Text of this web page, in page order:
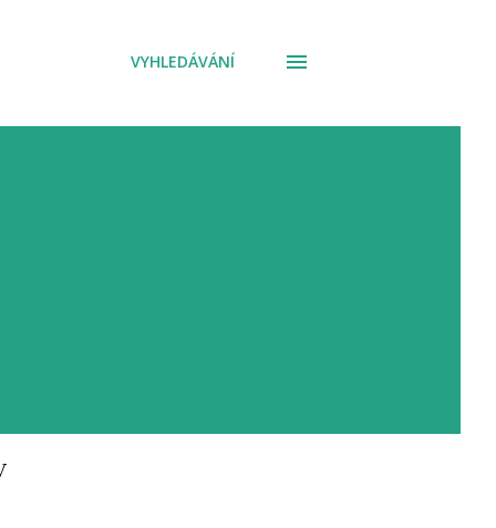
VYHLEDÁVÁNÍ